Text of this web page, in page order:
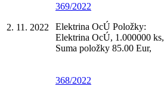
2. 11. 2022
369/2022
Elektrina OcÚ Položky:
Elektrina OcÚ, 1.000000 ks,
Suma položky 85.00 Eur,
368/2022